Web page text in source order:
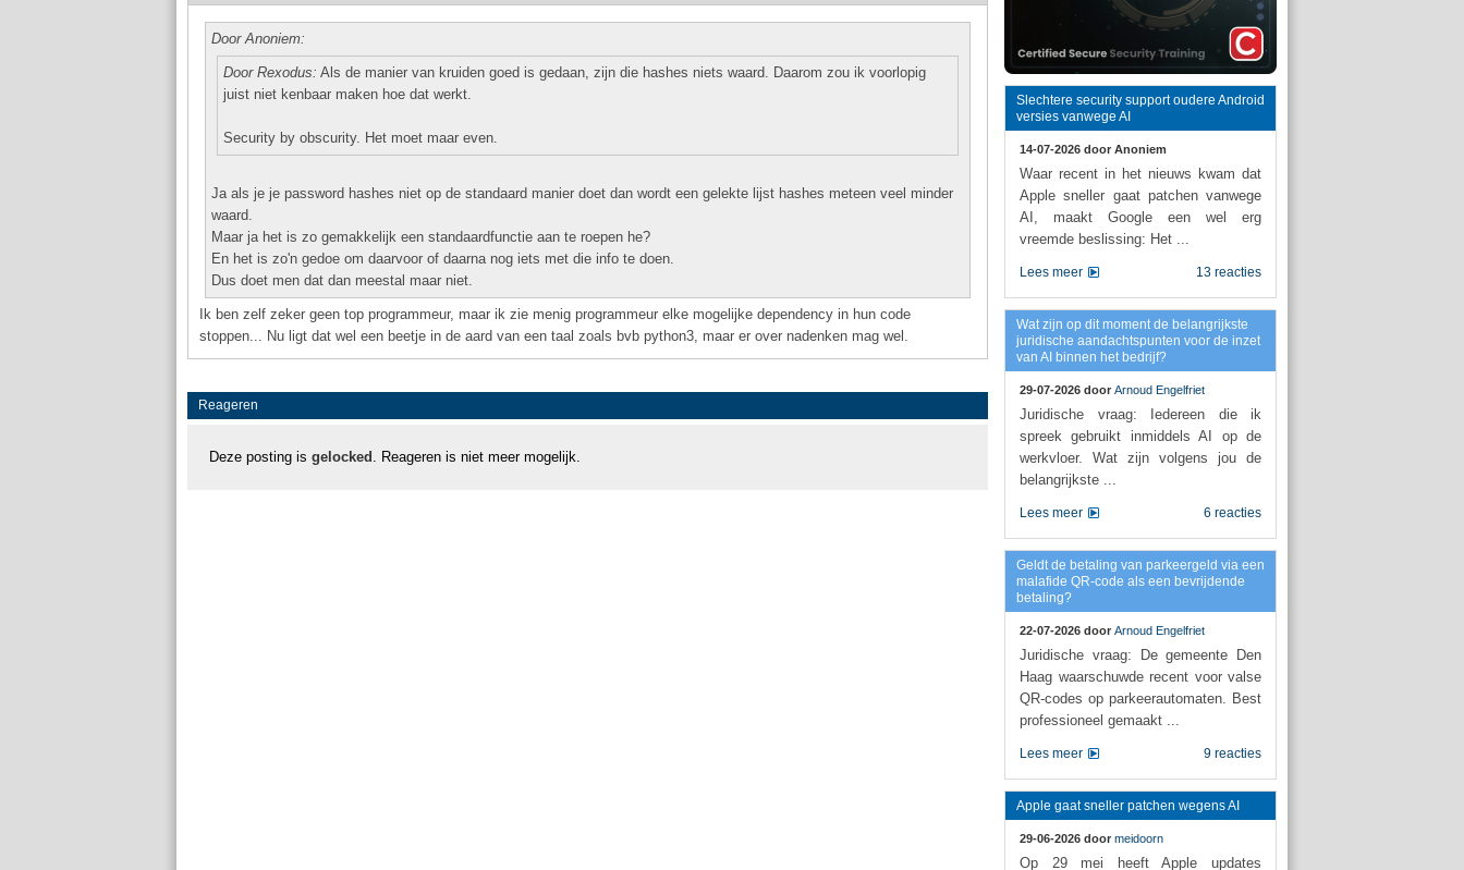
Door Anoniem:
Door Rexodus: Als de manier van kruiden goed is gedaan, zijn die hashes niets waard. Daarom zou ik voorlopig
juist niet kenbaar maken hoe dat werkt.
Security by obscurity. Het moet maar even.
Ja als je je password hashes niet op de standaard manier doet dan wordt een gelekte lijst hashes meteen veel minder
waard.
Maar ja het is zo gemakkelijk een standaardfunctie aan te roepen he?
En het is zo'n gedoe om daarvoor of daarna nog iets met die info te doen.
Dus doet men dat dan meestal maar niet.
Ik ben zelf zeker geen top programmeur, maar ik zie menig programmeur elke mogelijke dependency in hun code
stoppen... Nu ligt dat wel een beetje in de aard van een taal zoals bvb python3, maar er over nadenken mag wel.
Reageren
Deze posting is gelocked . Reageren is niet meer mogelijk.
Slechtere security support oudere Android
versies vanwege AI
14-07-2026 door Anoniem
Waar recent in het nieuws kwam dat
Apple sneller gaat patchen vanwege
AI, maakt Google een wel erg
vreemde beslissing: Het ...
13 reacties
Lees meer
Wat zijn op dit moment de belangrijkste
juridische aandachtspunten voor de inzet
van AI binnen het bedrijf?
29-07-2026 door Arnoud Engelfriet
Juridische vraag: Iedereen die ik
spreek gebruikt inmiddels AI op de
werkvloer. Wat zijn volgens jou de
belangrijkste ...
6 reacties
Lees meer
Geldt de betaling van parkeergeld via een
malafide QR-code als een bevrijdende
betaling?
22-07-2026 door Arnoud Engelfriet
Juridische vraag: De gemeente Den
Haag waarschuwde recent voor valse
QR-codes op parkeerautomaten. Best
professioneel gemaakt ...
9 reacties
Lees meer
Apple gaat sneller patchen wegens AI
29-06-2026 door meidoorn
Op 29 mei heeft Apple updates